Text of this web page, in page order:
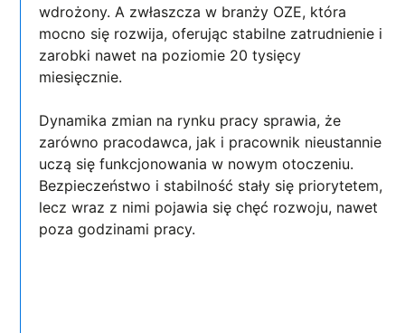
wdrożony. A zwłaszcza w branży OZE, która
mocno się rozwija, oferując stabilne zatrudnienie i
zarobki nawet na poziomie 20 tysięcy
miesięcznie.
Dynamika zmian na rynku pracy sprawia, że
zarówno pracodawca, jak i pracownik nieustannie
uczą się funkcjonowania w nowym otoczeniu.
Bezpieczeństwo i stabilność stały się priorytetem,
lecz wraz z nimi pojawia się chęć rozwoju, nawet
poza godzinami pracy.